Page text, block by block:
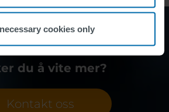
cookies only
du å vite mer?
Kontakt oss